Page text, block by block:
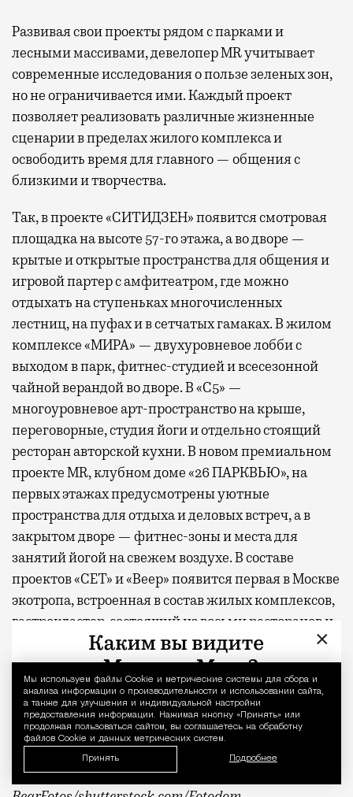
Уведомление
Мы используем файлы Сookie и метрические системы для сбора и
анализа информации о производительности и использовании сайта,
а также для улучшения и индивидуальной настройки
предоставления информации. Нажимая кнопку «Принять» или
продолжая пользоваться сайтом, вы соглашаетесь на обработку
файлов Cookie и данных метрических систем.
Принять Подробнее
Развиваясвои проекты рядом с парками и
лесными массивами, девелопер MR учитывает
современные исследования о пользе зеленых зон,
но не ограничивается ими. Каждый проект
позволяет реализовать различные жизненные
сценарии в пределах жилого комплекса и
освободить время для главного — общения с
близкими и творчества.
Так, в проекте «СИТИДЗЕН» появится смотровая
площадка на высоте 57-го этажа, а во дворе —
крытые и открытые пространства для общения и
игровой партер с амфитеатром, где можно
отдыхать на ступеньках многочисленных
лестниц, на пуфах и в сетчатых гамаках. В жилом
комплексе «МИРА» — двухуровневое лобби с
выходом в парк, фитнес-студией и всесезонной
чайной верандой во дворе. В «С5» —
многоуровневое арт-пространство на крыше,
переговорные, студия йоги и отдельно стоящий
ресторан авторской кухни. В новом премиальном
проекте MR, клубном доме «26 ПАРКВЬЮ», на
первых этажах предусмотрены уютные
пространства для отдыха и деловых встреч, а в
закрытом дворе — фитнес-зоны и места для
занятий йогой на свежем воздухе. В составе
проектов «СЕТ» и «Веер»появитсяпервая в Москве
экотропа, встроенная в состав жилых комплексов,
гастрокластер, состоящий из восьми ресторанов и
20 фуд-корнеров, а также спортивный комплекс с
бассейном.
* По данным опроса MR Analytics
** Заглавное фото — парк «Дубки»
Фото: пресс-служба MR Group,
×